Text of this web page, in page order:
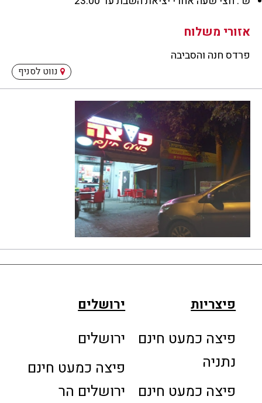
אזורי משלוח
פרדס חנה והסביבה
נווט לסניף
חנה
פיצריות
פיצה כמעט חינם
נתניה
פיצה כמעט חינם
ירושלים
ירושלים
פיצה כמעט חינם
ירושלים הר